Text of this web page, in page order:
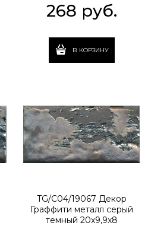
268 руб.
В КОРЗИНУ
TG/C04/19067 Декор
Граффити металл серый
темный 20x9,9x8